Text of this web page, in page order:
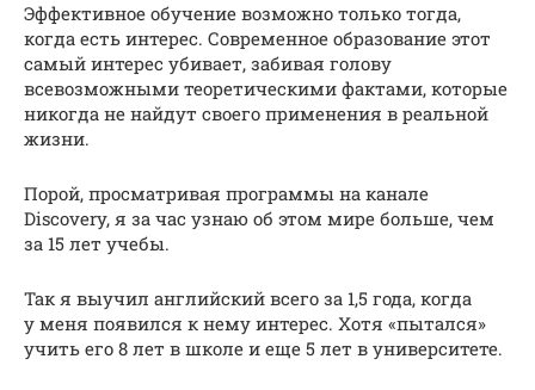
Эффективное обучение возможно только тогда,
когда есть интерес. Современное образование этот
самый интерес убивает, забивая голову
всевозможными теоретическими фактами, которые
никогда не найдут своего применения в реальной
жизни.
Порой, просматривая программы на канале
Discovery, я за час узнаю об этом мире больше, чем
за 15 лет учебы.
Так я выучил английский всего за 1,5 года, когда
у меня появился к нему интерес. Хотя «пытался»
учить его 8 лет в школе и еще 5 лет в университете.